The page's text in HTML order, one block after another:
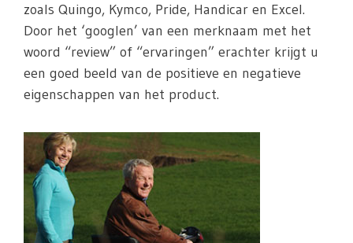
zoals Quingo, Kymco, Pride, Handicar en Excel.
Door het ‘googlen’ van een merknaam met het
woord “review” of “ervaringen” erachter krijgt u
een goed beeld van de positieve en negatieve
eigenschappen van het product.